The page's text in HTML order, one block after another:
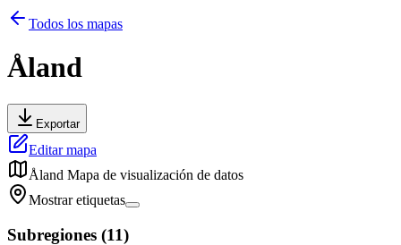
Todos los mapas
Åland
Exportar
Editar mapa
Åland Mapa de visualización de datos
Mostrar etiquetas
Subregiones (11)